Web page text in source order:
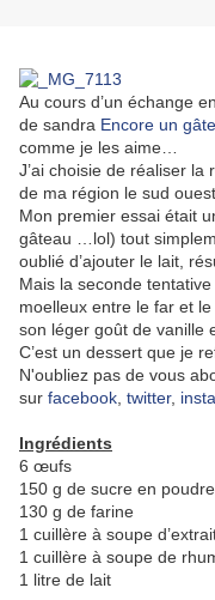
Au cours d’un échange
de sandra Encore un
comme je les aime…
J’ai choisie de réaliser
de ma région le sud
Mon premier essai était
gâteau …lol) tout
oublié d’ajouter le lait,
Mais la seconde
moelleux entre le far et
son léger goût de vanille
C’est un dessert que je
N'oubliez pas de vous
sur facebook twitter,
Ingrédients
6 œufs
150 g de sucre en poudre
130 g de farine
1 cuillère à soupe
1 cuillère à soupe de
1 litre de lait